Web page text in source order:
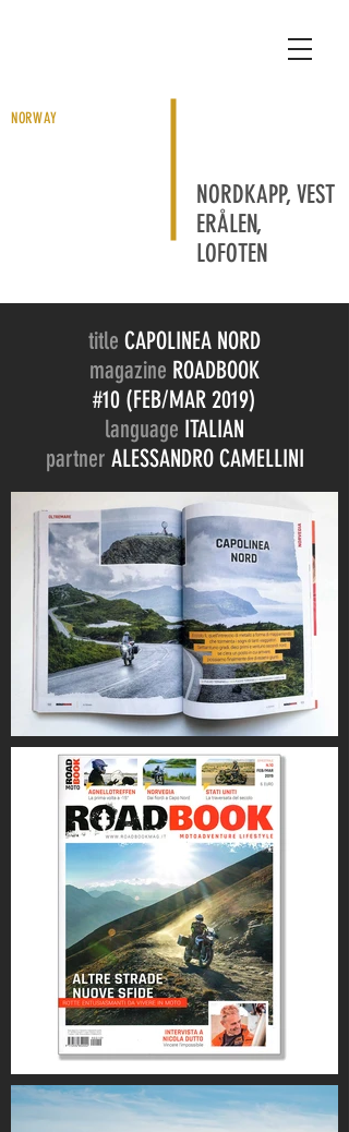
NORWAY
NORDKAPP, VEST
ERÅLEN,
LOFOTEN
title CAPOLINEA NORD
magazine ROADBOOK
#10 (FEB/MAR 2019)
language ITALIAN
partner ALESSANDRO CAMELLINI